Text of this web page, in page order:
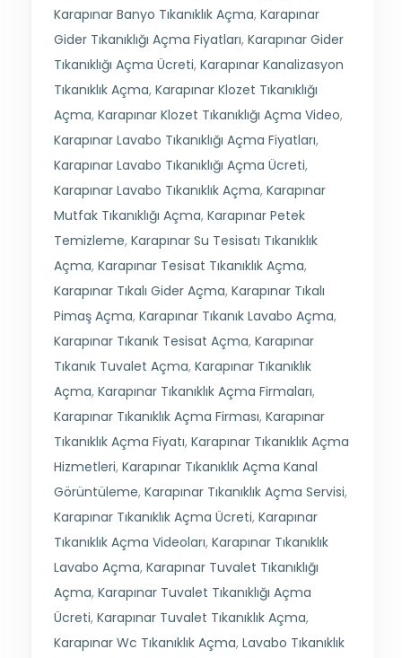
Karapınar Banyo Tıkanıklık Açma, Karapınar
Gider Tıkanıklığı Açma Fiyatları, Karapınar Gider
Tıkanıklığı Açma Ücreti, Karapınar Kanalizasyon
Tıkanıklık Açma, Karapınar Klozet Tıkanıklığı
Açma, Karapınar Klozet Tıkanıklığı Açma Video,
Karapınar Lavabo Tıkanıklığı Açma Fiyatları,
Karapınar Lavabo Tıkanıklığı Açma Ücreti,
Karapınar Lavabo Tıkanıklık Açma, Karapınar
Mutfak Tıkanıklığı Açma, Karapınar Petek
Temizleme, Karapınar Su Tesisatı Tıkanıklık
Açma, Karapınar Tesisat Tıkanıklık Açma,
Karapınar Tıkalı Gider Açma, Karapınar Tıkalı
Pimaş Açma, Karapınar Tıkanık Lavabo Açma,
Karapınar Tıkanık Tesisat Açma, Karapınar
Tıkanık Tuvalet Açma, Karapınar Tıkanıklık
Açma, Karapınar Tıkanıklık Açma Firmaları,
Karapınar Tıkanıklık Açma Firması, Karapınar
Tıkanıklık Açma Fiyatı, Karapınar Tıkanıklık Açma
Hizmetleri, Karapınar Tıkanıklık Açma Kanal
Görüntüleme, Karapınar Tıkanıklık Açma Servisi,
Karapınar Tıkanıklık Açma Ücreti, Karapınar
Tıkanıklık Açma Videoları, Karapınar Tıkanıklık
Lavabo Açma, Karapınar Tuvalet Tıkanıklığı
Açma, Karapınar Tuvalet Tıkanıklığı Açma
Ücreti, Karapınar Tuvalet Tıkanıklık Açma,
Karapınar Wc Tıkanıklık Açma, Lavabo Tıkanıklık